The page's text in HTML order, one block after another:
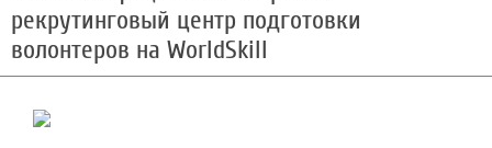
рекрутинговый центр подготовки
волонтеров на WorldSkill